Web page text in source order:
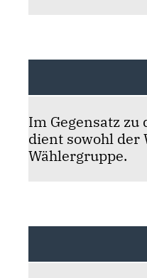
Im Gegensatz
dient sowohl der
Wählergruppe.